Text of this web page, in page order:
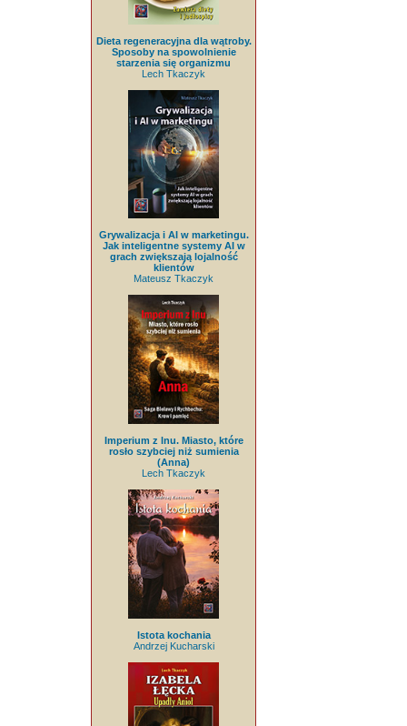
Dieta regeneracyjna dla wątroby.
Sposoby na spowolnienie
starzenia się organizmu
Lech Tkaczyk
Grywalizacja i AI w marketingu.
Jak inteligentne systemy AI w
grach zwiększają lojalność
klientów
Mateusz Tkaczyk
Imperium z lnu. Miasto, które
rosło szybciej niż sumienia
(Anna)
Lech Tkaczyk
Istota kochania
Andrzej Kucharski